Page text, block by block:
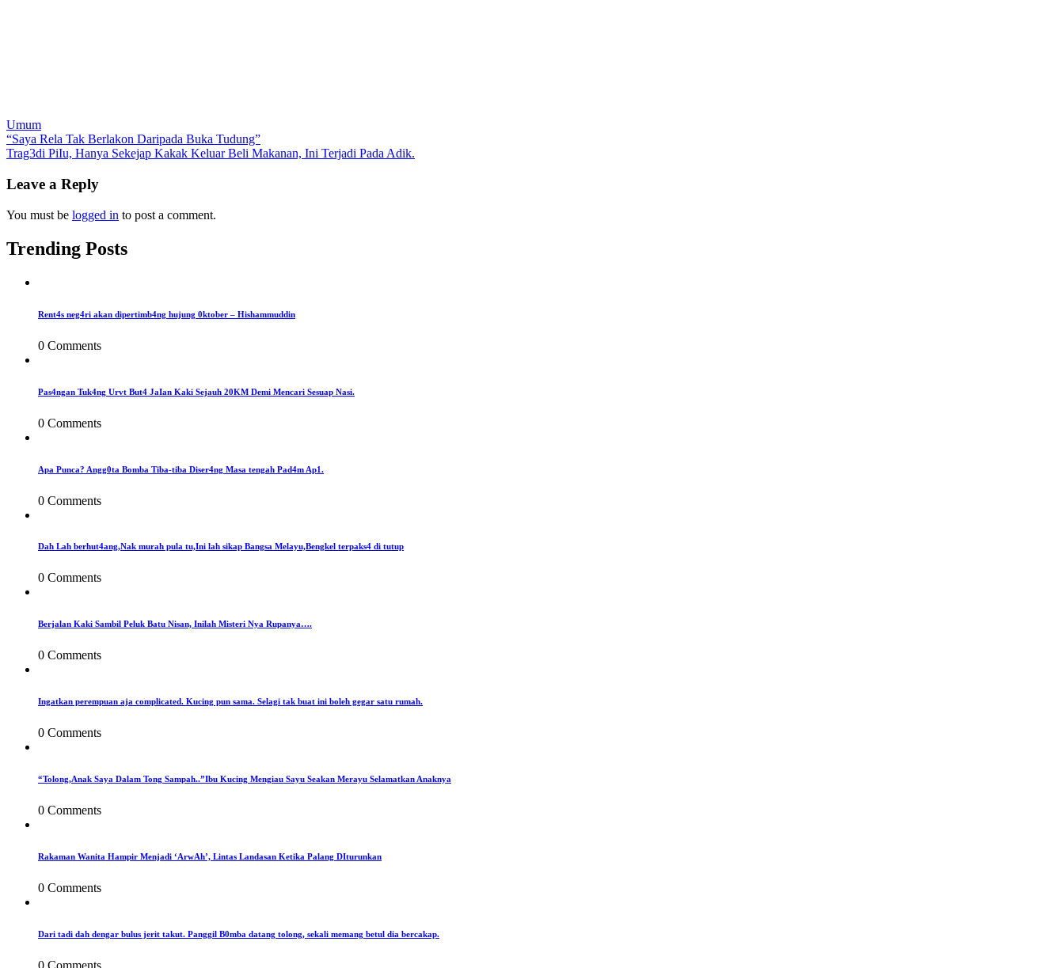
Umum
Post
navigation
“Saya Rela Tak Berlakon Daripada Buka Tudung”
Trag3di PiIu, Hanya Sekejap Kakak Keluar Beli Makanan, Ini Terjadi Pada Adik.
Leave a Reply
You must be logged in to post a comment.
Trending Posts
Rent4s neg4ri akan dipertimb4ng hujung 0ktober – Hishammuddin
0 Comments
Pas4ngan Tuk4ng Urvt But4 JaIan Kaki Sejauh 20KM Demi Mencari Sesuap Nasi.
0 Comments
Apa Punca? Angg0ta Bomba Tiba-tiba Diser4ng Masa tengah Pad4m Ap1.
0 Comments
Dah Lah berhut4ang,Nak murah pula tu,Ini lah sikap Bangsa Melayu,Bengkel terpaks4 di tutup
0 Comments
Berjalan Kaki Sambil Peluk Batu Nisan, Inilah Misteri Nya Rupanya….
0 Comments
Ingatkan perempuan aja complicated. Kucing pun sama. Selagi tak buat ini boleh gegar satu rumah.
0 Comments
“Tolong,Anak Saya Dalam Tong Sampah..”Ibu Kucing Mengiau Sayu Seakan Merayu Selamatkan Anaknya
0 Comments
Rakaman Wanita Hampir Menjadi ‘ArwAh’, Lintas Landasan Ketika Palang DIturunkan
0 Comments
Dari tadi dah dengar bulus jerit takut. Panggil B0mba datang tolong, sekali memang betul dia bercakap.